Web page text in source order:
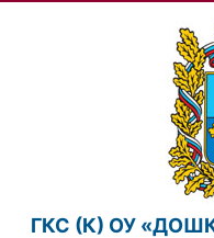
ГКС (К) ОУ